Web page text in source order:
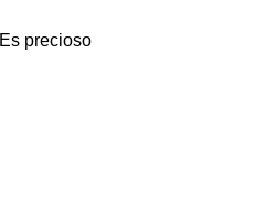
Es precioso